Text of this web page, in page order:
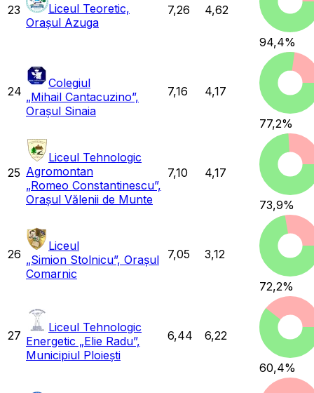
23
Liceul Teoretic,
Orașul Azuga
7,26 4,62
94,4%
24
Colegiul
„Mihail Cantacuzino”,
Orașul Sinaia
7,16 4,17
77,2%
25
Liceul Tehnologic
Agromontan
„Romeo Constantinescu”,
Orașul Vălenii de Munte
7,10 4,17
73,9%
26
Liceul
„Simion Stolnicu”, Orașul
Comarnic
7,05 3,12
72,2%
27
Liceul Tehnologic
Energetic „Elie Radu”,
Municipiul Ploiești
6,44 6,22
60,4%